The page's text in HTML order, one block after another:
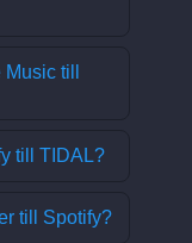
till
till TIDAL?
till Spotify?